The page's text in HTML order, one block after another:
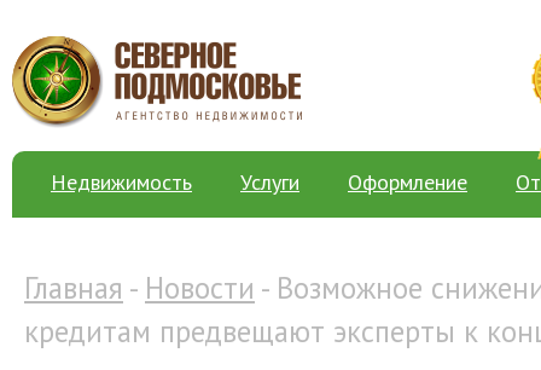
Недвижимость Услуги Оформление
Главная - Новости - Возможное
кредитам предвещают эксперты к